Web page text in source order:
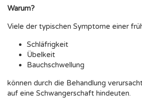
Warum?
Viele der typischen Symptome einer
Schläfrigkeit
Übelkeit
Bauchschwellung
können durch die Behandlung
auf eine Schwangerschaft hindeuten.